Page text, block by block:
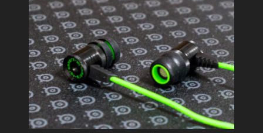
楽器(12)
ゲーム(80)
原神 (68)
その他(6)
オーディオ(6)
スマートフォン(5)
WEB(4)
分解(4)